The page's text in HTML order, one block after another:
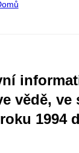
vědě, ve
1994